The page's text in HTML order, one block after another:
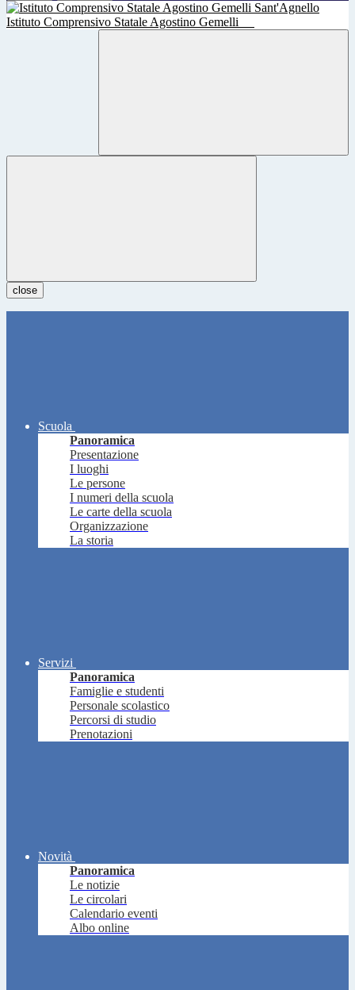
Istituto Comprensivo Statale Agostino Gemelli
close
Scuola
Panoramica
Presentazione
I luoghi
Le persone
I numeri della scuola
Le carte della scuola
Organizzazione
La storia
Servizi
Panoramica
Famiglie e studenti
Personale scolastico
Percorsi di studio
Prenotazioni
Novità
Panoramica
Le notizie
Le circolari
Calendario eventi
Albo online